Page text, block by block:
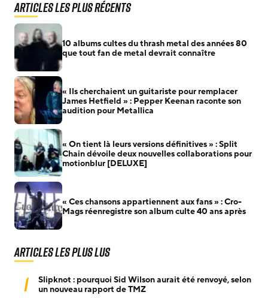
Articles les plus récents
10 albums cultes du thrash metal des années 80
que tout fan de metal devrait connaître
« Ils cherchaient un guitariste pour remplacer
James Hetfield » : Pepper Keenan raconte son
audition pour Metallica
« On tient là leurs versions définitives » : Split
Chain dévoile deux nouvelles collaborations pour
motionblur [DELUXE]
« Ces chansons appartiennent aux fans » : Cro-
Mags réenregistre son album culte 40 ans après
Articles les plus lus
1
Slipknot : pourquoi Sid Wilson aurait été renvoyé, selon
un nouveau rapport de TMZ